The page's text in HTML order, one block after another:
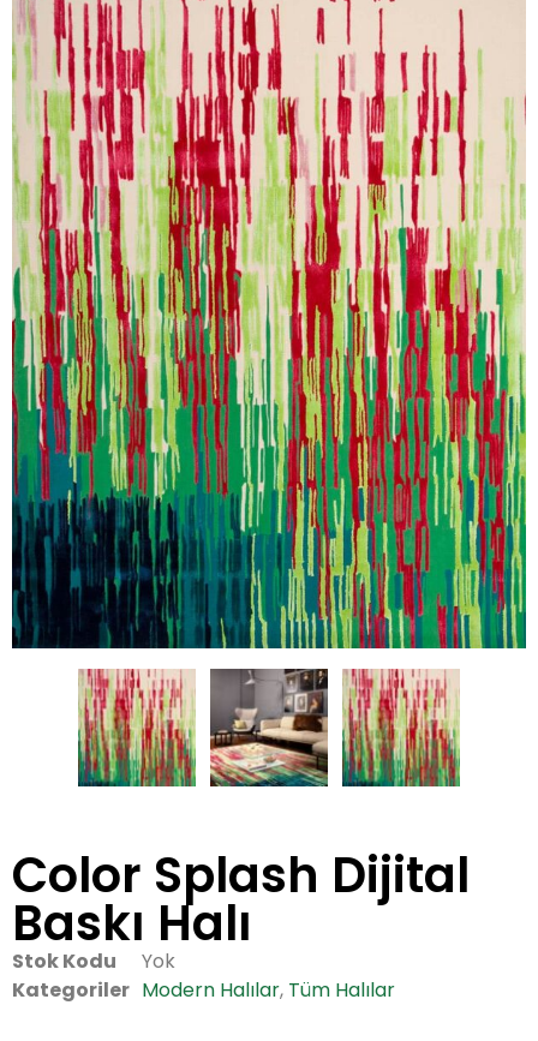
Color Splash Dijital
Baskı Halı
Stok Kodu
Yok
Kategoriler Modern Halılar, Tüm Halılar